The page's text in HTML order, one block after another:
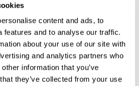
content and ads, to
features and to analyse our traffic.
about your use of our site with
and analytics partners who
information that you’ve
they’ve collected from your use